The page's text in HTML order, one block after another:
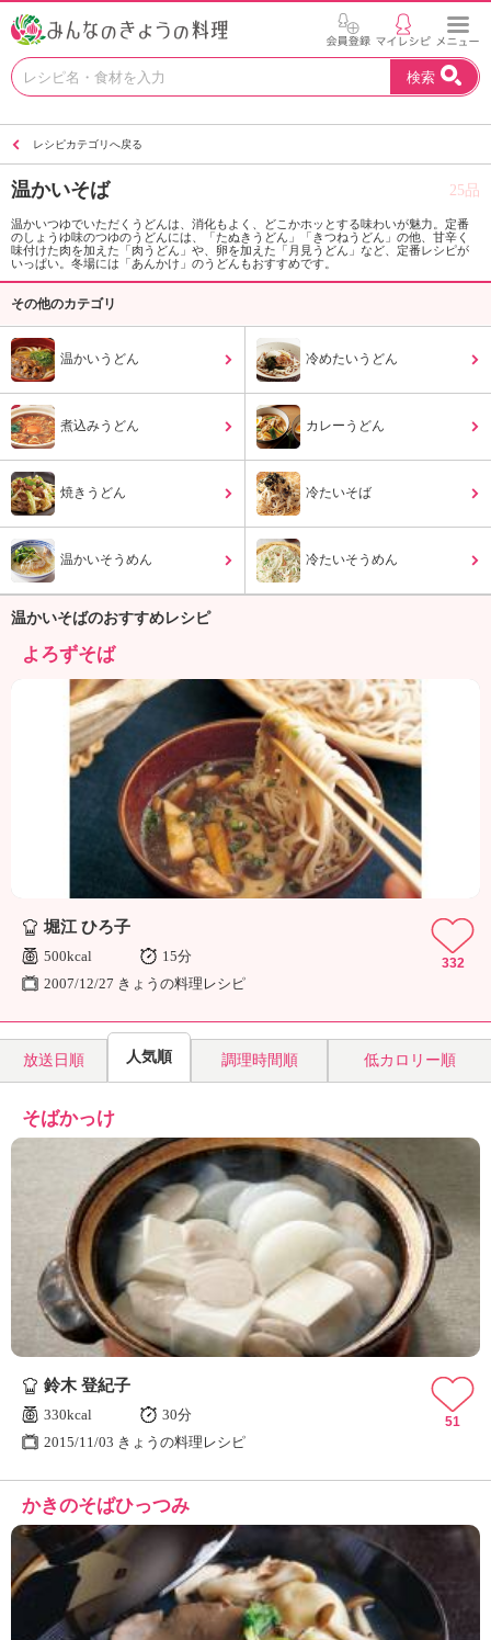
お
い
を
見
つ
け
。
K
ュ
シ
み
ん
な
き
ょ
う
の
料
理
検索
レシピカテゴリへ戻る
温かいそば 25品
温かいつゆでいただくうどんは、消化もよく、どこかホッとする味わいが魅力。定番
のしょうゆ味のつゆのうどんには、「たぬきうどん」「きつねうどん」の他、甘辛く
味付けた肉を加えた「肉うどん」や、卵を加えた「月見うどん」など、定番レシピが
いっぱい。冬場には「あんかけ」のうどんもおすすめです。
その他のカテゴリ
温かいうどん 冷めたいうどん
煮込みうどん カレーうどん
焼きうどん 冷たいそば
温かいそうめん 冷たいそうめん
温かいそばのおすすめレシピ
よろずそば
堀江 ひろ子
500kcal
15分
2007/12/27 きょうの料理レシピ
332
放送日順 人気順 調理時間順 低カロリー順
そばかっけ
鈴木 登紀子
330kcal
30分
2015/11/03 きょうの料理レシピ
51
かきのそばひっつみ